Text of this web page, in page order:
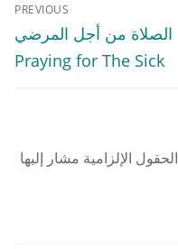
PREVIOUS
Previous
post:
الصلاة من أجل المرضي
Praying for The Sick
الحقول الإلزامية مشار إليها